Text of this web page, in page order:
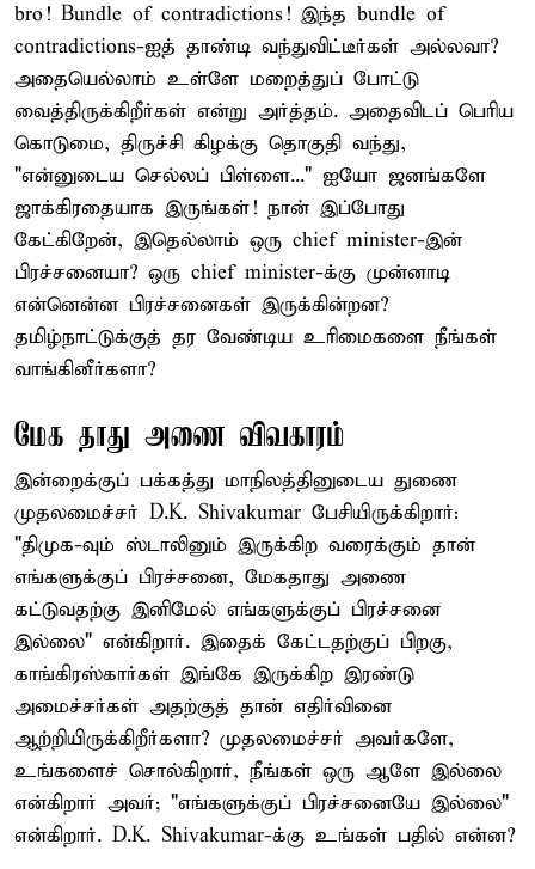
bro! Bundle of contradictions! இந்த bundle of
contradictions-ஐத் தாண்டி வந்துவிட்டீர்கள் அல்லவா?
அதையெல்லாம் உள்ளே மறைத்துப் போட்டு
வைத்திருக்கிறீர்கள் என்று அர்த்தம். அதைவிடப் பெரிய
கொடுமை, திருச்சி கிழக்கு தொகுதி வந்து,
"என்னுடைய செல்லப் பிள்ளை..." ஐயோ ஜனங்களே
ஜாக்கிரதையாக இருங்கள்! நான் இப்போது
கேட்கிறேன், இதெல்லாம் ஒரு chief minister-இன்
பிரச்சனையா? ஒரு chief minister-க்கு முன்னாடி
என்னென்ன பிரச்சனைகள் இருக்கின்றன?
தமிழ்நாட்டுக்குத் தர வேண்டிய உரிமைகளை நீங்கள்
வாங்கினீர்களா?
மேக தாது அணை விவகாரம்
இன்றைக்குப் பக்கத்து மாநிலத்தினுடைய துணை
முதலமைச்சர் D.K. Shivakumar பேசியிருக்கிறார்:
"திமுக-வும் ஸ்டாலினும் இருக்கிற வரைக்கும் தான்
எங்களுக்குப் பிரச்சனை, மேகதாது அணை
கட்டுவதற்கு இனிமேல் எங்களுக்குப் பிரச்சனை
இல்லை" என்கிறார். இதைக் கேட்டதற்குப் பிறகு,
காங்கிரஸ்கார்கள் இங்கே இருக்கிற இரண்டு
அமைச்சர்கள் அதற்குத் தான் எதிர்வினை
ஆற்றியிருக்கிறீர்களா? முதலமைச்சர் அவர்களே,
உங்களைச் சொல்கிறார், நீங்கள் ஒரு ஆளே இல்லை
என்கிறார் அவர்; "எங்களுக்குப் பிரச்சனையே இல்லை"
என்கிறார். D.K. Shivakumar-க்கு உங்கள் பதில் என்ன?